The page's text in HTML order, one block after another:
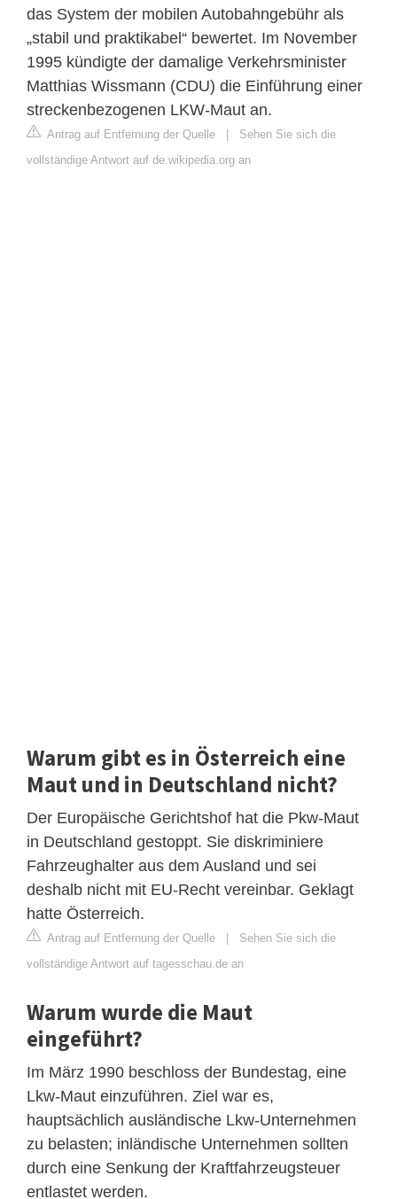
das System der mobilen Autobahngebühr als
„stabil und praktikabel“ bewertet. Im November
1995 kündigte der damalige Verkehrsminister
Matthias Wissmann (CDU) die Einführung einer
streckenbezogenen LKW-Maut an.
Antrag auf Entfernung der Quelle | Sehen Sie sich die
vollständige Antwort auf de.wikipedia.org an
Warum gibt es in Österreich eine
Maut und in Deutschland nicht?
Der Europäische Gerichtshof hat die Pkw-Maut
in Deutschland gestoppt. Sie diskriminiere
Fahrzeughalter aus dem Ausland und sei
deshalb nicht mit EU-Recht vereinbar. Geklagt
hatte Österreich.
Antrag auf Entfernung der Quelle | Sehen Sie sich die
vollständige Antwort auf tagesschau.de an
Warum wurde die Maut
eingeführt?
Im März 1990 beschloss der Bundestag, eine
Lkw-Maut einzuführen. Ziel war es,
hauptsächlich ausländische Lkw-Unternehmen
zu belasten; inländische Unternehmen sollten
durch eine Senkung der Kraftfahrzeugsteuer
entlastet werden.